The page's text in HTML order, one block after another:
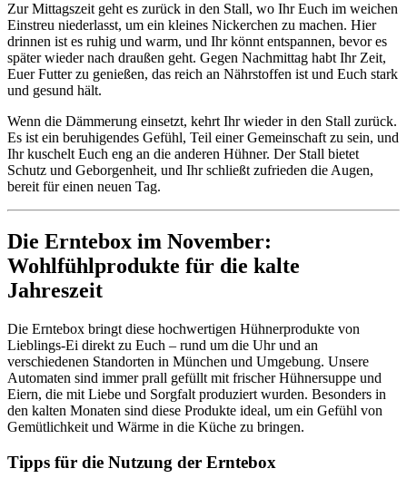
Zur Mittagszeit geht es zurück in den Stall, wo Ihr Euch im weichen
Einstreu niederlasst, um ein kleines Nickerchen zu machen. Hier
drinnen ist es ruhig und warm, und Ihr könnt entspannen, bevor es
später wieder nach draußen geht. Gegen Nachmittag habt Ihr Zeit,
Euer Futter zu genießen, das reich an Nährstoffen ist und Euch stark
und gesund hält.
Wenn die Dämmerung einsetzt, kehrt Ihr wieder in den Stall zurück.
Es ist ein beruhigendes Gefühl, Teil einer Gemeinschaft zu sein, und
Ihr kuschelt Euch eng an die anderen Hühner. Der Stall bietet
Schutz und Geborgenheit, und Ihr schließt zufrieden die Augen,
bereit für einen neuen Tag.
Die Erntebox im November:
Wohlfühlprodukte für die kalte
Jahreszeit
Die Erntebox bringt diese hochwertigen Hühnerprodukte von
Lieblings-Ei direkt zu Euch – rund um die Uhr und an
verschiedenen Standorten in München und Umgebung. Unsere
Automaten sind immer prall gefüllt mit frischer Hühnersuppe und
Eiern, die mit Liebe und Sorgfalt produziert wurden. Besonders in
den kalten Monaten sind diese Produkte ideal, um ein Gefühl von
Gemütlichkeit und Wärme in die Küche zu bringen.
Tipps für die Nutzung der Erntebox